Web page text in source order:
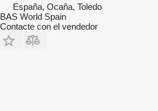
España, Ocaña, Toledo
BAS World Spain
Contacte con el vendedor